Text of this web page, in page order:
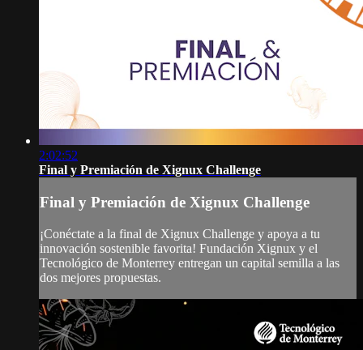
2:02:52
Final y Premiación de Xignux Challenge
Final y Premiación de Xignux Challenge
¡Conéctate a la final de Xignux Challenge y apoya a tu
innovación sostenible favorita! Fundación Xignux y el
Tecnológico de Monterrey entregan un capital semilla a las
dos mejores propuestas.